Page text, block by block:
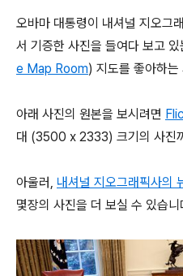
오바마 대통령이 내셔널 지오
서 기증한 사진을 들여다 보고
e Map Room) 지도를 좋아하
아래 사진의 원본을 보시려면
대 (3500 x 2333) 크기의 사진
아울러, 내셔널 지오그래픽사의
몇장의 사진을 더 보실 수 있습니